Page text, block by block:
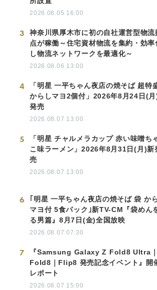
2026.08.05 16:00
3
神奈川県厚木市に初の自社運営型物流
点が稼働～住宅資材物流を集約・効率
し物流ネットワークを最適化～
2026.08.06 13:00
4
「明星 一平ちゃん夜店の焼そば 超特
からしマヨ2個付」2026年8月24日(
発売
2026.08.07 13:00
5
「明星 チャルメラカップ 赤い味噌ち
こ味ラーメン」2026年8月31日(月)新
売
2026.08.07 13:00
6
｢明星 一平ちゃん夜店の焼そば 袋 か
マヨ付 5食パック｣新TV-CM『袋めん
る男篇』8月7日(金)全国放映
2026.08.07 07:30
7
『Samsung Galaxy Z Fold8 Ultra｜
Fold8｜Flip8 発売記念イベント』開
レポート
2026.08.07 15:00